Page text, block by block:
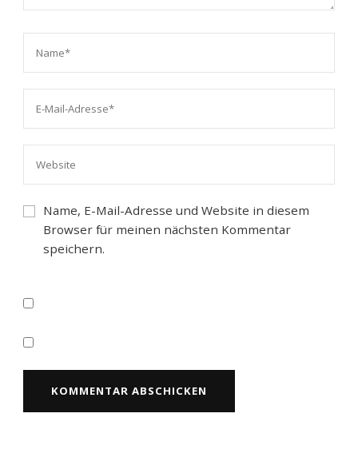
Name, E-Mail-Adresse und Website in diesem
Browser für meinen nächsten Kommentar
speichern.